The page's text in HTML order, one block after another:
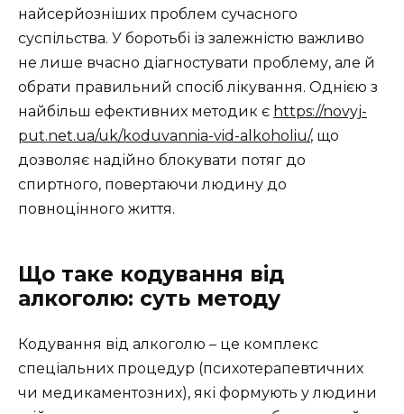
найсерйозніших проблем сучасного
суспільства. У боротьбі із залежністю важливо
не лише вчасно діагностувати проблему, але й
обрати правильний спосіб лікування. Однією з
найбільш ефективних методик є https://novyj-
put.net.ua/uk/koduvannia-vid-alkoholiu/, що
дозволяє надійно блокувати потяг до
спиртного, повертаючи людину до
повноцінного життя.
Що таке кодування від
алкоголю: суть методу
Кодування від алкоголю – це комплекс
спеціальних процедур (психотерапевтичних
чи медикаментозних), які формують у людини